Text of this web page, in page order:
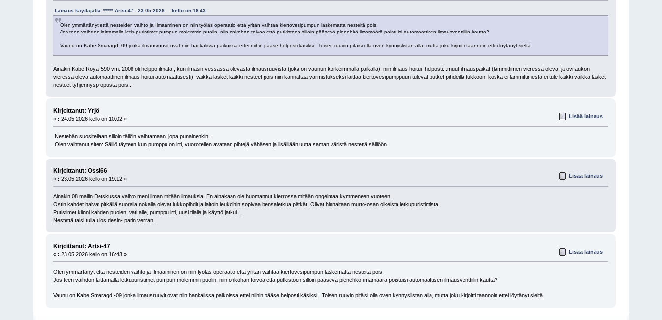
Lainaus käyttäjältä: ***** Artsi-47 - 23.05.2026 kello on 16:43
Olen ymmärtänyt että nesteiden vaihto ja Ilmaaminen on niin työläs operaatio että yritän vaihtaa kiertovesipumpun laskematta nesteitä pois.
Jos teen vaihdon laittamalla letkupuristimet pumpun molemmin puolin, niin onkohan toivoa että putkistoon silloin pääsevä pienehkö ilmamäärä poistuisi automaattisen ilmausventtiilin kautta?
Vaunu on Kabe Smaragd -09 jonka ilmausruuvit ovat niin hankalissa paikoissa ettei niihin pääse helposti käsiksi. Toisen ruuvin pitäisi olla oven kynnyslistan alla, mutta joku kirjoitti taannoin ettei löytänyt sieltä.
Ainakin Kabe Royal 590 vm. 2008 oli helppo ilmata , kun ilmasin vessassa olevasta ilmausruuvista (joka on vaunun korkeimmalla paikalla), niin ilmaus hoitui helposti...muut ilmauspaikat (lämmittimen vieressä oleva, ja ovi aukon
vieressä oleva automaattinen ilmaus hoitui automaattisesti). vaikka lasket kaikki nesteet pois niin kannattaa varmistukseksi laittaa kiertovesipumppuun tulevat putket pihdeillä tukkoon, koska ei lämmittimestä ei tule kaikki vaikka lasket
nesteet tyhjennyspropusta pois...
Kirjoittanut: Yrjö
« : 24.05.2026 kello on 10:02 » Lisää lainaus
Nestehän suositellaan silloin tällöin vaihtamaan, jopa punainenkin.
Olen vaihtanut siten: Säiliö täyteen kun pumppu on irti, vuoroitellen avataan pihtejä vähäsen ja lisäillään uutta saman väristä nestettä säiliöön.
Kirjoittanut: Ossi66
« : 23.05.2026 kello on 19:12 » Lisää lainaus
Ainakin 08 mallin Detskussa vaihto meni ilman mitään ilmauksia. En ainakaan ole huomannut kierrossa mitään ongelmaa kymmeneen vuoteen.
Ostin kahdet halvat pitkällä suoralla nokalla olevat lukkopihdit ja laitoin leukoihin sopivaa bensaletkua pätkät. Olivat hinnaltaan murto-osan oikeista letkupuristimista.
Putistimet kiinni kahden puolen, vati alle, pumppu irti, uusi tilalle ja käyttö jatkui...
Nestettä taisi tulla ulos desin- parin verran.
Kirjoittanut: Artsi-47
« : 23.05.2026 kello on 16:43 » Lisää lainaus
Olen ymmärtänyt että nesteiden vaihto ja Ilmaaminen on niin työläs operaatio että yritän vaihtaa kiertovesipumpun laskematta nesteitä pois.
Jos teen vaihdon laittamalla letkupuristimet pumpun molemmin puolin, niin onkohan toivoa että putkistoon silloin pääsevä pienehkö ilmamäärä poistuisi automaattisen ilmausventtiilin kautta?
Vaunu on Kabe Smaragd -09 jonka ilmausruuvit ovat niin hankalissa paikoissa ettei niihin pääse helposti käsiksi. Toisen ruuvin pitäisi olla oven kynnyslistan alla, mutta joku kirjoitti taannoin ettei löytänyt sieltä.